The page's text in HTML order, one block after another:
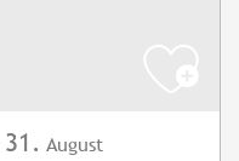
31. August